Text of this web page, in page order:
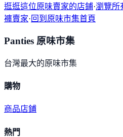
逛逛這位原味賣家的店鋪·瀏覽所
褲賣家·回到原味市集首頁
Panties 原味市集
台灣最大的原味市集
購物
商品店鋪
熱門